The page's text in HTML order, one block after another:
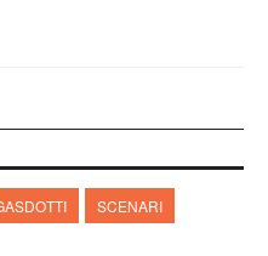
SCENARI